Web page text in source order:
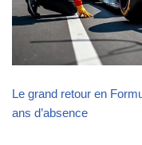
Le grand retour en
ans d’absence